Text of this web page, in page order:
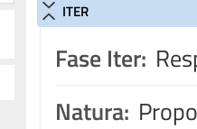
ITER
Fase Iter:
Natura: